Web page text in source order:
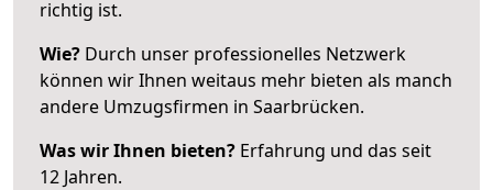
richtig ist.
Wie? Durch unser professionelles Netzwerk
können wir Ihnen weitaus mehr bieten als manch
andere Umzugsfirmen in Saarbrücken.
Was wir Ihnen bieten? Erfahrung und das seit
12 Jahren.